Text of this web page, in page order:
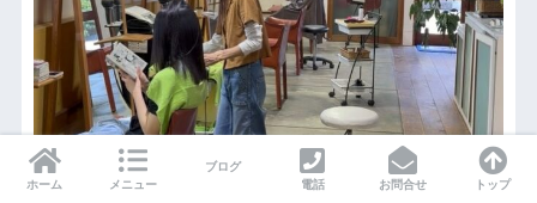
ホーム メニュー
ブログ
電話
お問合せ トップ